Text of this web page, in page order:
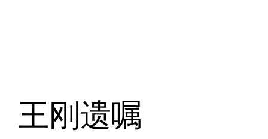
王刚遗嘱